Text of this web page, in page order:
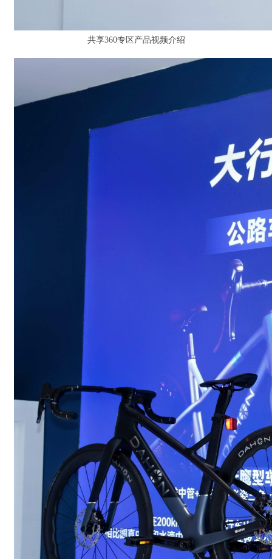
共享360专区产品视频介绍